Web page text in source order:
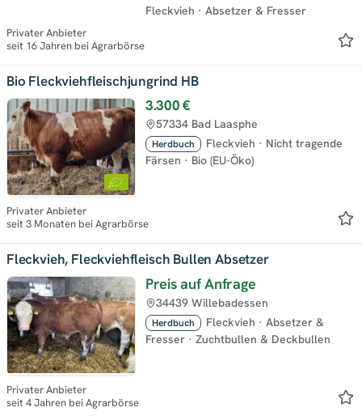
Fleckvieh · Absetzer & Fresser
Privater Anbieter
seit 16 Jahren bei Agrarbörse
Bio Fleckviehfleischjungrind HB
3.300 €
Herdbuch Fleckvieh · Nicht tragende
Färsen · Bio (EU-Öko)
57334 Bad Laasphe
Privater Anbieter
seit 3 Monaten bei Agrarbörse
Fleckvieh, Fleckviehfleisch Bullen Absetzer
Preis auf Anfrage
Herdbuch Fleckvieh · Absetzer &
Fresser · Zuchtbullen & Deckbullen
34439 Willebadessen
Privater Anbieter
seit 4 Jahren bei Agrarbörse